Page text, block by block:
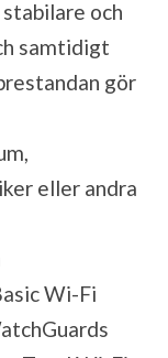
och
samtidigt
gör
eller andra
Wi-Fi